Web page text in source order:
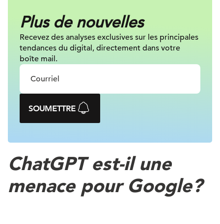
Plus de nouvelles
Recevez des analyses exclusives sur les principales
tendances du digital, directement dans votre
boîte mail.
SOUMETTRE
ChatGPT est-il une
menace pour Google?